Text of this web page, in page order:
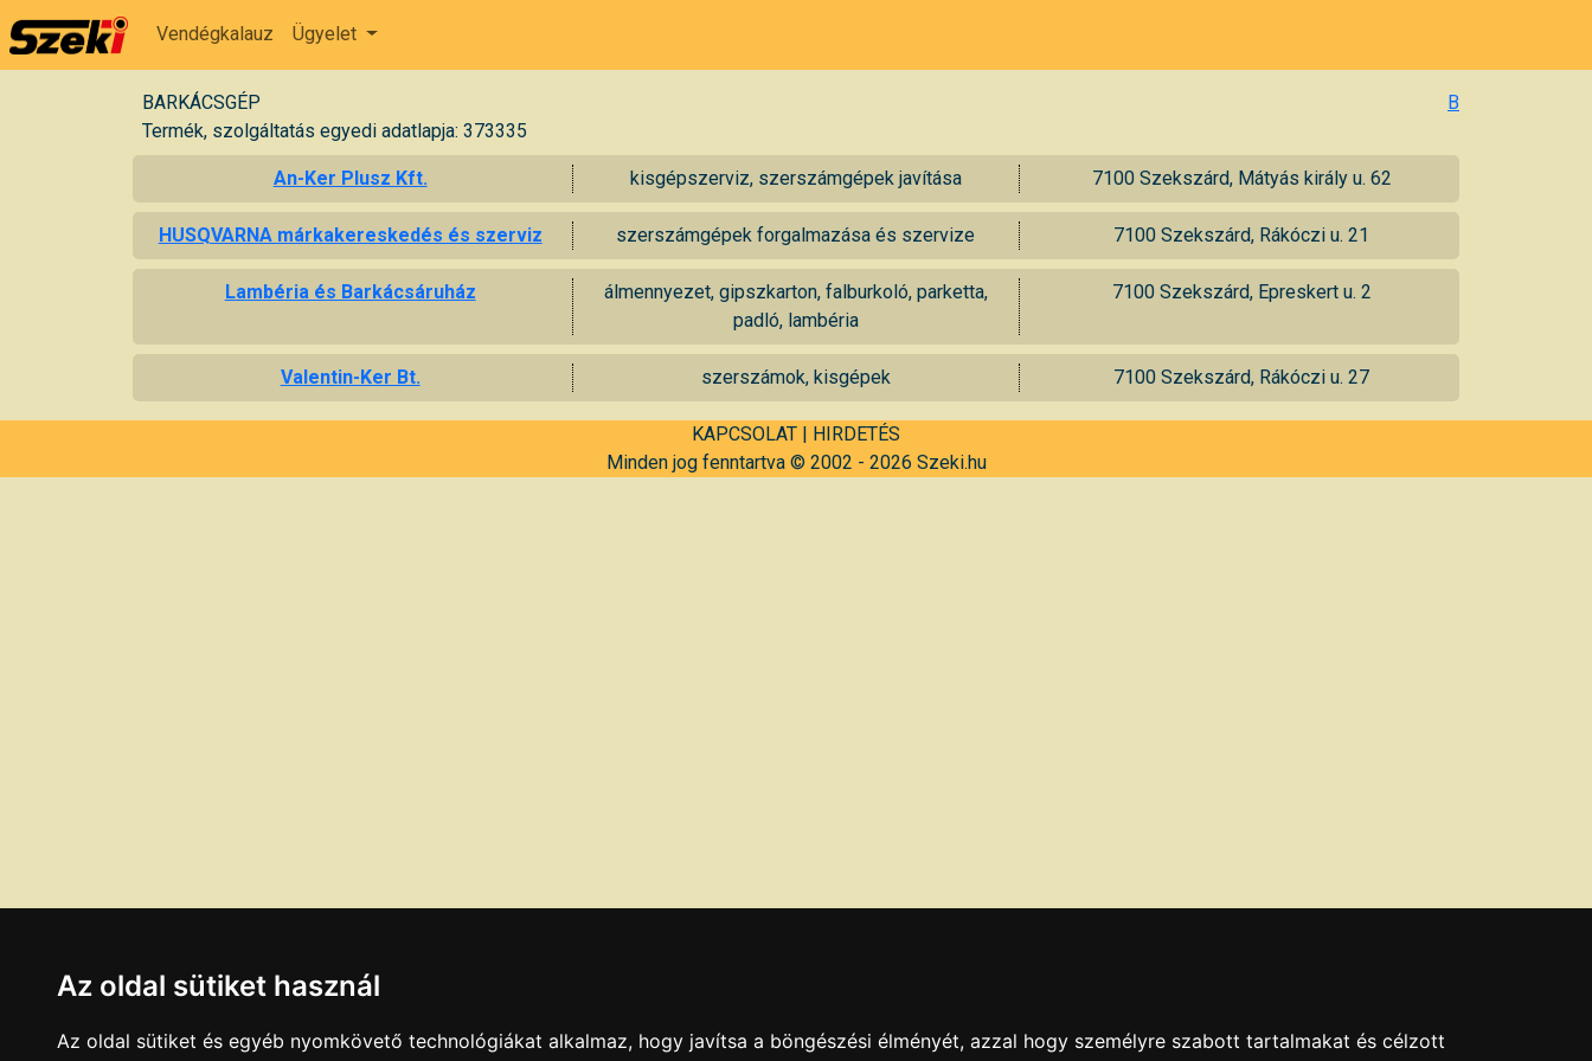
Vendégkalauz Ügyelet
BARKÁCSGÉP
B
Termék, szolgáltatás egyedi adatlapja: 373335
An-Ker Plusz Kft. kisgépszerviz, szerszámgépek javítása 7100 Szekszárd, Mátyás király u. 62
HUSQVARNA márkakereskedés és szerviz szerszámgépek forgalmazása és szervize 7100 Szekszárd, Rákóczi u. 21
Lambéria és Barkácsáruház
álmennyezet, gipszkarton, falburkoló, parketta,
padló, lambéria
7100 Szekszárd, Epreskert u. 2
Valentin-Ker Bt. szerszámok, kisgépek 7100 Szekszárd, Rákóczi u. 27
KAPCSOLAT | HIRDETÉS
Minden jog fenntartva © 2002 - 2026 Szeki.hu
Az oldal sütiket használ
Az oldal sütiket és egyéb nyomkövető technológiákat alkalmaz, hogy javítsa a böngészési élményét, azzal hogy személyre szabott tartalmakat és célzott